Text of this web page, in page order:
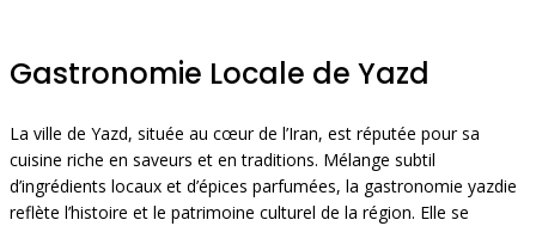
Gastronomie Locale de Yazd
La ville de Yazd, située au cœur de l’Iran, est réputée pour sa
cuisine riche en saveurs et en traditions. Mélange subtil
d’ingrédients locaux et d’épices parfumées, la gastronomie yazdie
reflète l’histoire et le patrimoine culturel de la région. Elle se